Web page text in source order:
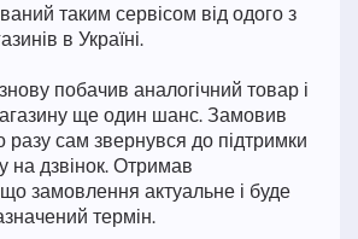
таким сервісом від одого з
в Україні.
побачив аналогічний товар і
ще один шанс. Замовив
разу сам звернувся до підтримки
на дзвінок. Отримав
замовлення актуальне і буде
термін.